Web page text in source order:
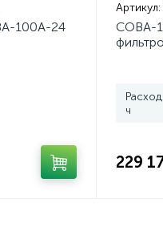
100А-24
Артикул:
СОВА-
ч
229